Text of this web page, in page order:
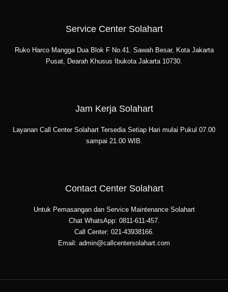
Service Center Solahart
Ruko Harco Mangga Dua Blok F No.41. Sawah Besar, Kota Jakarta
Pusat, Dearah Khusus Ibukota Jakarta 10730.
Jam Kerja Solahart
Layanan Call Center Solahart Tersedia Setiap Hari mulai Pukul 07.00
sampai 21.00 WIB.
Contact Center Solahart
Untuk Pemasangan dan Service Maintenance Solahart
Chat WhatsApp: 0811-611-457.
Call Center: 021-43938166.
Email: admin@callcentersolahart.com